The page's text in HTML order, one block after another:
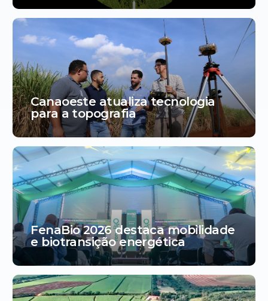
Canaoeste atualiza tecnologia
para a topografia
FenaBio 2026 destaca mobilidade
e biotransição energética